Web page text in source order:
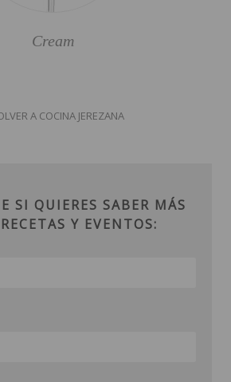
Cream
A COCINA JEREZANA
SI QUIERES SABER MÁS
Y EVENTOS: